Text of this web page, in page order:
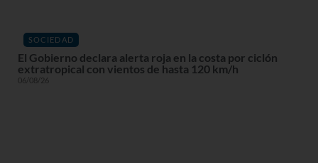
SOCIEDAD
El Gobierno declara alerta roja en la costa por ciclón
extratropical con vientos de hasta 120 km/h
06/08/26